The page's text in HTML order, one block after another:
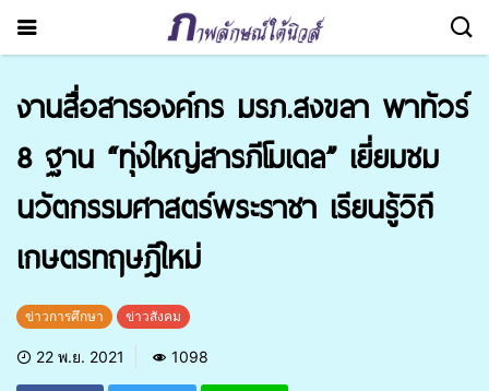
งานสื่อสารองค์กร มรภ.สงขลา พาทัวร์
8 ฐาน “ทุ่งใหญ่สารภีโมเดล” เยี่ยมชม
นวัตกรรมศาสตร์พระราชา เรียนรู้วิถี
เกษตรทฤษฎีใหม่
ข่าวการศึกษา ข่าวสังคม
22 พ.ย. 2021 1098